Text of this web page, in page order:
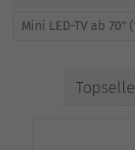
Mini LED-TV ab 70"